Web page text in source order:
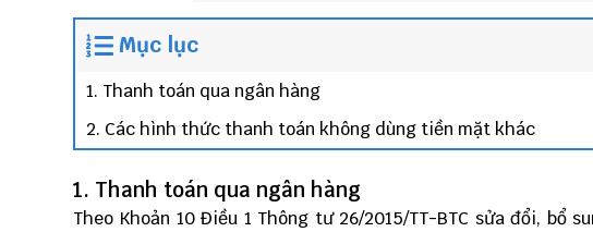
Mục lục
1. Thanh toán qua ngân hàng
2. Các hình thức thanh toán không dùng tiền mặt khác
1. Thanh toán qua ngân hàng
Theo Khoản 10 Điều 1 Thông tư 26/2015/TT-BTC sửa đổi, bổ